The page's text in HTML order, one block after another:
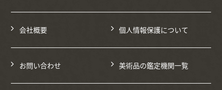
会社概要 個人情報保護について
お問い合わせ 美術品の鑑定機関一覧